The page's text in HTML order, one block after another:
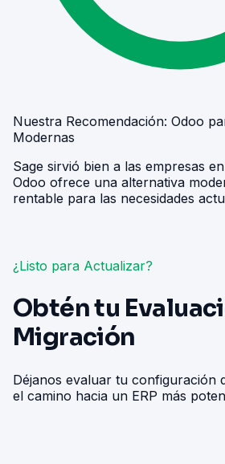
Nuestra Recomendación: Odoo
Modernas
Sage sirvió bien a las empresas
Odoo ofrece una alternativa
rentable para las necesidades
¿Listo para Actualizar?
Obtén tu
Migración
Déjanos evaluar tu configuración
el camino hacia un ERP más